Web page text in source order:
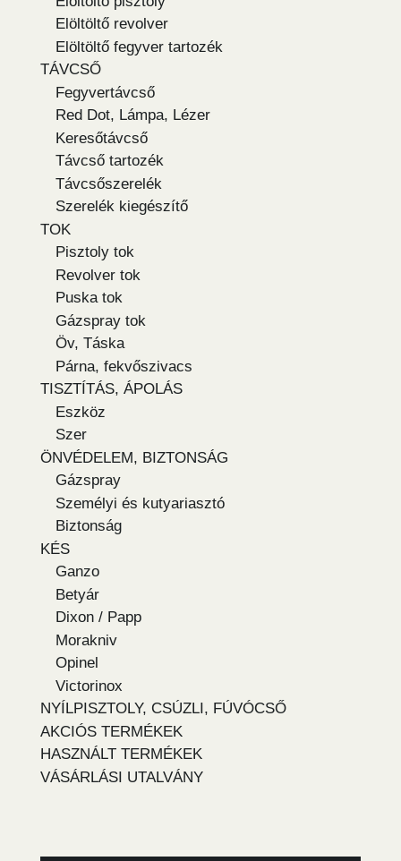
Elöltöltő revolver
Elöltöltő fegyver tartozék
TÁVCSŐ
Fegyvertávcső
Red Dot, Lámpa, Lézer
Keresőtávcső
Távcső tartozék
Távcsőszerelék
Szerelék kiegészítő
TOK
Pisztoly tok
Revolver tok
Puska tok
Gázspray tok
Öv, Táska
Párna, fekvőszivacs
TISZTÍTÁS, ÁPOLÁS
Eszköz
Szer
ÖNVÉDELEM, BIZTONSÁG
Gázspray
Személyi és kutyariasztó
Biztonság
KÉS
Ganzo
Betyár
Dixon / Papp
Morakniv
Opinel
Victorinox
NYÍLPISZTOLY, CSÚZLI, FÚVÓCSŐ
AKCIÓS TERMÉKEK
HASZNÁLT TERMÉKEK
VÁSÁRLÁSI UTALVÁNY